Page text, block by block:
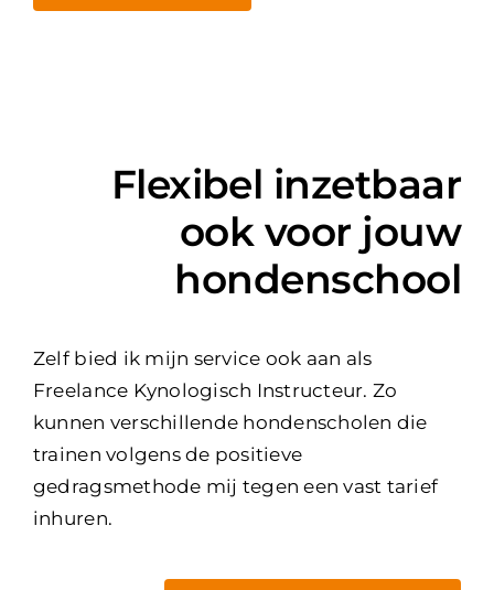
Flexibel inzetbaar
ook voor jouw
hondenschool
Zelf bied ik mijn service ook aan als
Freelance Kynologisch Instructeur. Zo
kunnen verschillende hondenscholen die
trainen volgens de positieve
gedragsmethode mij tegen een vast tarief
inhuren.